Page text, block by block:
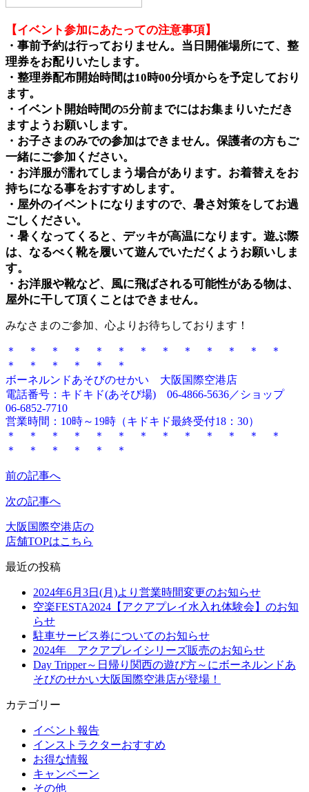
【イベント参加にあたっての注意事項】
・事前予約は行っておりません。当日開催場所にて、整
理券をお配りいたします。
・整理券配布開始時間は10時00分頃からを予定しており
ます。
・イベント開始時間の5分前までにはお集まりいただき
ますようお願いします。
・お子さまのみでの参加はできません。保護者の方もご
一緒にご参加ください。
・お洋服が濡れてしまう場合があります。お着替えをお
持ちになる事をおすすめします。
・屋外のイベントになりますので、暑さ対策をしてお過
ごしください。
・暑くなってくると、デッキが高温になります。遊ぶ際
は、なるべく靴を履いて遊んでいただくようお願いしま
す。
・お洋服や靴など、風に飛ばされる可能性がある物は、
屋外に干して頂くことはできません。
みなさまのご参加、心よりお待ちしております！
＊ ＊ ＊ ＊ ＊ ＊ ＊ ＊ ＊ ＊ ＊ ＊ ＊
＊ ＊ ＊ ＊ ＊ ＊
ボーネルンドあそびのせかい 大阪国際空港店
電話番号：キドキド(あそび場) 06-4866-5636／ショップ
06-6852-7710
営業時間：10時～19時（キドキド最終受付18：30）
＊ ＊ ＊ ＊ ＊ ＊ ＊ ＊ ＊ ＊ ＊ ＊ ＊
＊ ＊ ＊ ＊ ＊ ＊
前の記事へ
次の記事へ
大阪国際空港店の
店舗TOPはこちら
最近の投稿
2024年6月3日(月)より営業時間変更のお知らせ
空楽FESTA2024【アクアプレイ水入れ体験会】のお知
らせ
駐車サービス券についてのお知らせ
2024年 アクアプレイシリーズ販売のお知らせ
Day Tripper～日帰り関西の遊び方～にボーネルンドあ
そびのせかい大阪国際空港店が登場！
カテゴリー
イベント報告
インストラクターおすすめ
お得な情報
キャンペーン
その他